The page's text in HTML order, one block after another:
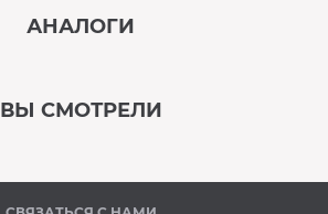
АНАЛОГИ
ВЫ СМОТРЕЛИ